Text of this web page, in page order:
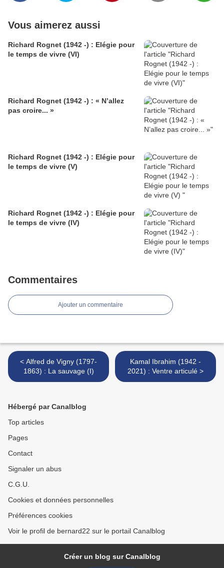
Vous aimerez aussi
Richard Rognet (1942 -) : Elégie pour
le temps de vivre (VI)
Richard Rognet (1942 -) : « N’allez
pas croire... »
Richard Rognet (1942 -) : Elégie pour
le temps de vivre (V)
Richard Rognet (1942 -) : Elégie pour
le temps de vivre (IV)
Commentaires
Ajouter un commentaire
< Alfred de Vigny (1797-
1863) : La sauvage (I)
Kamal Ibrahim (1942 -
2021) : Ventre articulé >
Hébergé par Canalblog
Top articles
Pages
Contact
Signaler un abus
C.G.U.
Cookies et données personnelles
Préférences cookies
Voir le profil de bernard22 sur le portail Canalblog
Créer un blog sur Canalblog